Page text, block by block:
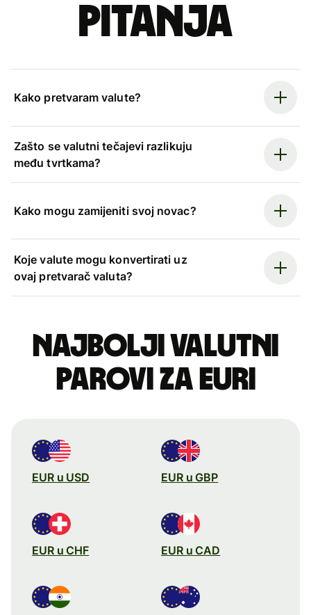
pitanja
Kako pretvaram valute?
Zašto se valutni tečajevi razlikuju
među tvrtkama?
Kako mogu zamijeniti svoj novac?
Koje valute mogu konvertirati uz
ovaj pretvarač valuta?
Najbolji valutni
parovi za euri
EUR u USD EUR u GBP
EUR u CHF EUR u CAD